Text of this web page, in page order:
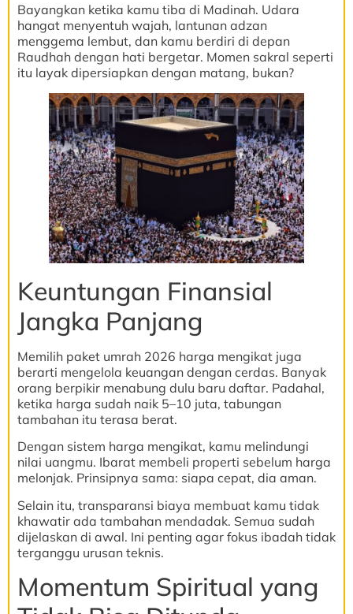
Bayangkan ketika kamu tiba di Madinah. Udara
hangat menyentuh wajah, lantunan adzan
menggema lembut, dan kamu berdiri di depan
Raudhah dengan hati bergetar. Momen sakral seperti
itu layak dipersiapkan dengan matang, bukan?
Keuntungan Finansial
Jangka Panjang
Memilih paket umrah 2026 harga mengikat juga
berarti mengelola keuangan dengan cerdas. Banyak
orang berpikir menabung dulu baru daftar. Padahal,
ketika harga sudah naik 5–10 juta, tabungan
tambahan itu terasa berat.
Dengan sistem harga mengikat, kamu melindungi
nilai uangmu. Ibarat membeli properti sebelum harga
melonjak. Prinsipnya sama: siapa cepat, dia aman.
Selain itu, transparansi biaya membuat kamu tidak
khawatir ada tambahan mendadak. Semua sudah
dijelaskan di awal. Ini penting agar fokus ibadah tidak
terganggu urusan teknis.
Momentum Spiritual yang